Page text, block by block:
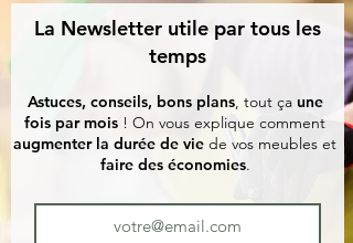
La Newsletter utile par tous les
temps
Astuces, conseils, bons plans, tout ça une
fois par mois ! On vous explique comment
augmenter la durée de vie de vos meubles et
faire des économies.